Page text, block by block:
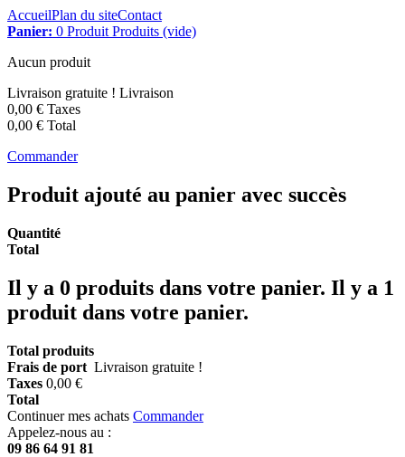
AccueilPlan du siteContact
Panier: 0 Produit Produits (vide)
Aucun produit
Livraison gratuite ! Livraison
0,00 € Taxes
0,00 € Total
Commander
Produit ajouté au panier avec succès
Quantité
Total
Il y a 0 produits dans votre panier. Il y a 1
produit dans votre panier.
Total produits
Frais de port Livraison gratuite !
Taxes 0,00 €
Total
Continuer mes achats Commander
Appelez-nous au :
09 86 64 91 81